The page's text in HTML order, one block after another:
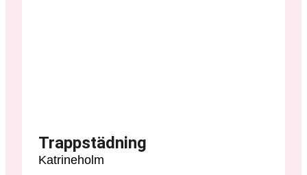
Trappstädning
Katrineholm